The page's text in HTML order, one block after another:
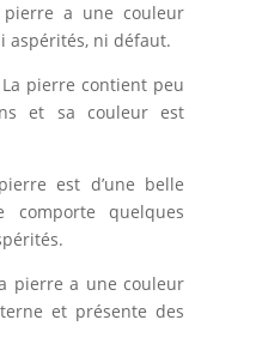
pierre a une couleur
aspérités, ni défaut.
pierre contient peu
et sa couleur est
est d’une belle
comporte quelques
pierre a une couleur
et présente des